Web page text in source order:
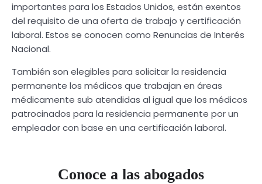
importantes para los Estados Unidos, están exentos
del requisito de una oferta de trabajo y certificación
laboral. Estos se conocen como Renuncias de Interés
Nacional.
También son elegibles para solicitar la residencia
permanente los médicos que trabajan en áreas
médicamente sub atendidas al igual que los médicos
patrocinados para la residencia permanente por un
empleador con base en una certificación laboral.
Conoce a las abogados